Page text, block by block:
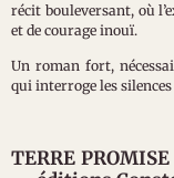
récit bouleversant, où
et de courage inouï.
Un roman fort,
qui interroge les silences
TERRE